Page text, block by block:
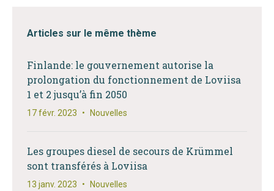
Articles sur le même thème
Finlande: le gouvernement autorise la
prolongation du fonctionnement de Loviisa
1 et 2 jusqu’à fin 2050
17 févr. 2023 • Nouvelles
Les groupes diesel de secours de Krümmel
sont transférés à Loviisa
13 janv. 2023 • Nouvelles